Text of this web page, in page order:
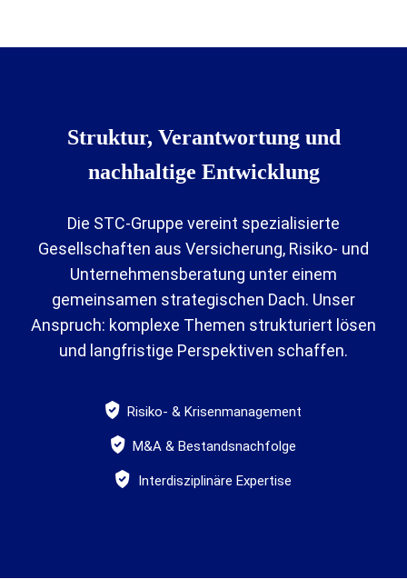
Struktur, Verantwortung und
nachhaltige Entwicklung
Die STC-Gruppe vereint spezialisierte
Gesellschaften aus Versicherung, Risiko- und
Unternehmensberatung unter einem
gemeinsamen strategischen Dach. Unser
Anspruch: komplexe Themen strukturiert lösen
und langfristige Perspektiven schaffen.
Risiko- & Krisenmanagement
M&A & Bestandsnachfolge
Interdisziplinäre Expertise